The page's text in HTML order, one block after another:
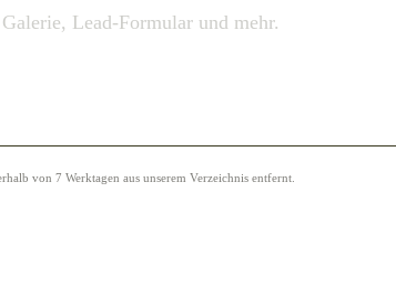
Lead-Formular und mehr.
von 7 Werktagen aus unserem Verzeichnis entfernt.